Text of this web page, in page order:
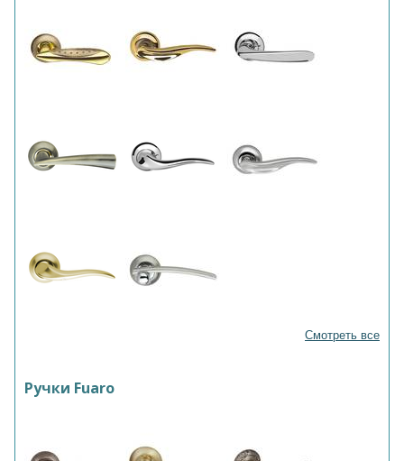
Смотреть все
Ручки Fuaro